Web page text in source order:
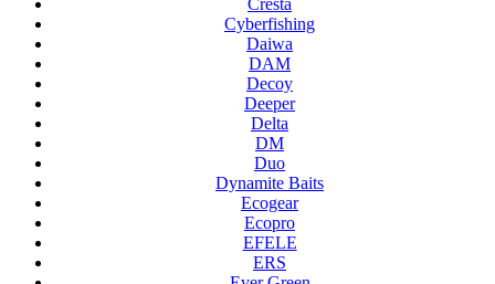
Cresta
Cyberfishing
Daiwa
DAM
Decoy
Deeper
Delta
DM
Duo
Dynamite Baits
Ecogear
Ecopro
EFELE
ERS